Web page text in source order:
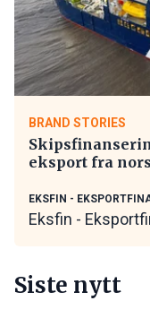
BRAND STORIES
eksport fra
EKSFIN -
Eksfin -
Siste nytt